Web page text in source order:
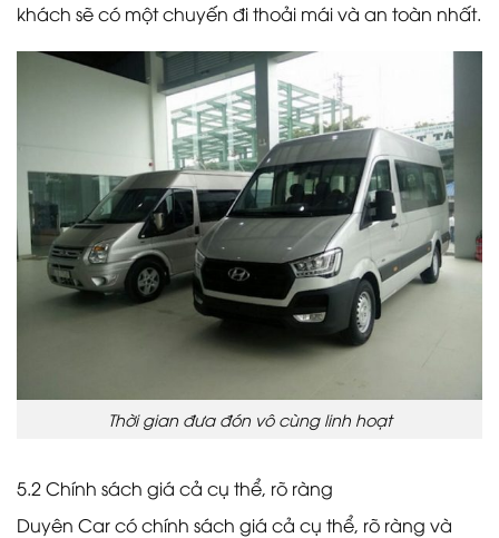
khách sẽ có một chuyến đi thoải mái và an toàn nhất.
Thời gian đưa đón vô cùng linh hoạt
5.2 Chính sách giá cả cụ thể, rõ ràng
Duyên Car có chính sách giá cả cụ thể, rõ ràng và